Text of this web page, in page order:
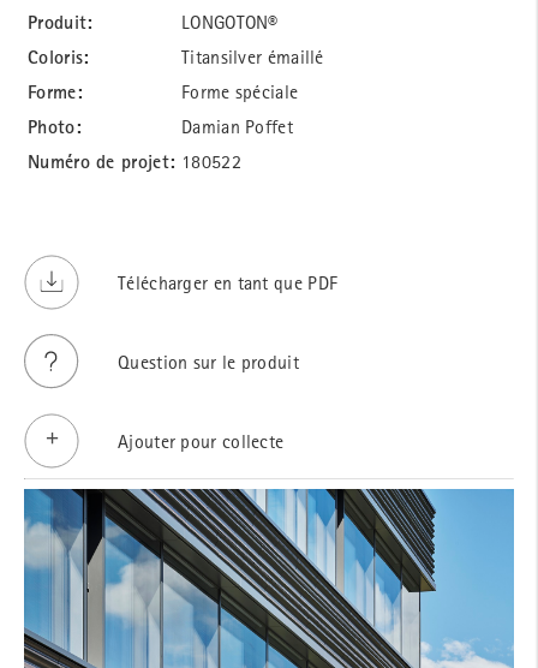
Produit: LONGOTON®
Coloris: Titansilver émaillé
Forme: Forme spéciale
Photo: Damian Poffet
Numéro de projet: 180522
Télécharger en tant que PDF
Question sur le produit
Ajouter pour collecte